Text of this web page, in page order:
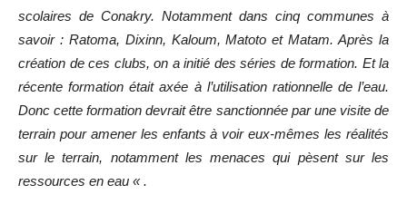
scolaires de Conakry. Notamment dans cinq communes à
savoir : Ratoma, Dixinn, Kaloum, Matoto et Matam. Après la
création de ces clubs, on a initié des séries de formation. Et la
récente formation était axée à l’utilisation rationnelle de l’eau.
Donc cette formation devrait être sanctionnée par une visite de
terrain pour amener les enfants à voir eux-mêmes les réalités
sur le terrain, notamment les menaces qui pèsent sur les
ressources en eau « .